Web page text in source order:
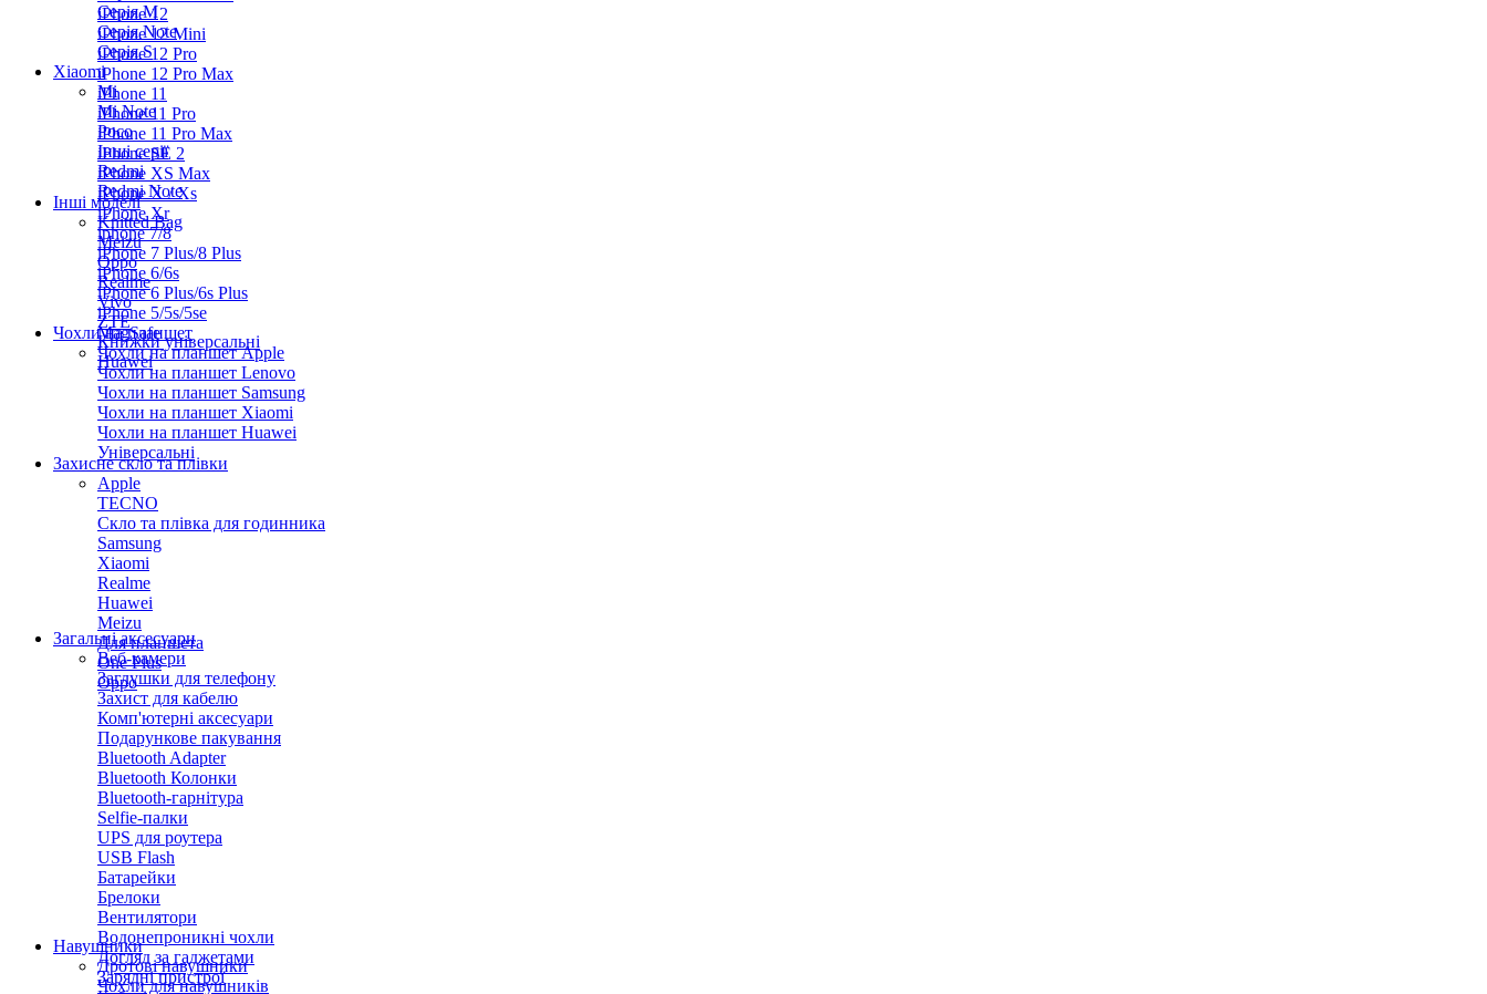
iPhone 12
iPhone 12 Mini
iPhone 12 Pro
iPhone 12 Pro Max
iPhone 11
iPhone 11 Pro
iPhone 11 Pro Max
iPhone SE 2
iPhone XS Max
iPhone X / Xs
iPhone Xr
iphone 7/8
iPhone 7 Plus/8 Plus
iPhone 6/6s
iPhone 6 Plus/6s Plus
iPhone 5/5s/5se
MagSafe
Серiя M
Серія Note
Серія S
Xiaomi
Mi
Mi Note
Poco
Інші серії
Redmi
Redmi Note
Інші моделі
Knitted Bag
Meizu
Oppo
Realme
Vivo
ZTE
Книжки універсальні
Huawei
Чохли на планшет
Чохли на планшет Apple
Чохли на планшет Lenovo
Чохли на планшет Samsung
Чохли на планшет Xiaomi
Чохли на планшет Huawei
Універсальні
Захисне скло та плівки
Apple
TECNO
Скло та плівка для годинника
Samsung
Xiaomi
Realme
Huawei
Meizu
Для планшета
One Plus
Oppo
Загальні аксесуари
Веб-камери
Заглушки для телефону
Захист для кабелю
Комп'ютерні аксесуари
Подарункове пакування
Bluetooth Adapter
Bluetooth Колонки
Bluetooth-гарнітура
Selfie-палки
UPS для роутера
USB Flash
Батарейки
Брелоки
Вентилятори
Водонепроникні чохли
Догляд за гаджетами
Зарядні пристрої
Навушники
Дротові навушники
Чохли для навушників